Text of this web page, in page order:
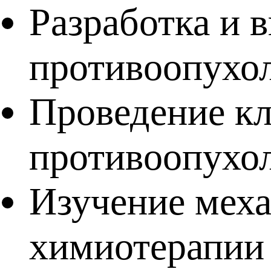
Разработка и
Проведение
Изучение